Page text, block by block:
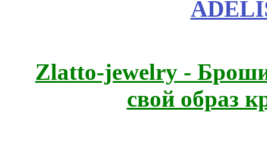
Zlatto-jewelry -
свой образ